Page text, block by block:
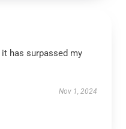
has surpassed my
Nov 1, 2024